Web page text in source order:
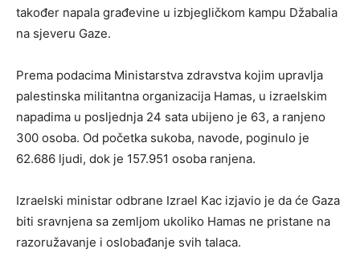
također napala građevine u izbjegličkom kampu Džabalia
na sjeveru Gaze.
Prema podacima Ministarstva zdravstva kojim upravlja
palestinska militantna organizacija Hamas, u izraelskim
napadima u posljednja 24 sata ubijeno je 63, a ranjeno
300 osoba. Od početka sukoba, navode, poginulo je
62.686 ljudi, dok je 157.951 osoba ranjena.
Izraelski ministar odbrane Izrael Kac izjavio je da će Gaza
biti sravnjena sa zemljom ukoliko Hamas ne pristane na
razoružavanje i oslobađanje svih talaca.